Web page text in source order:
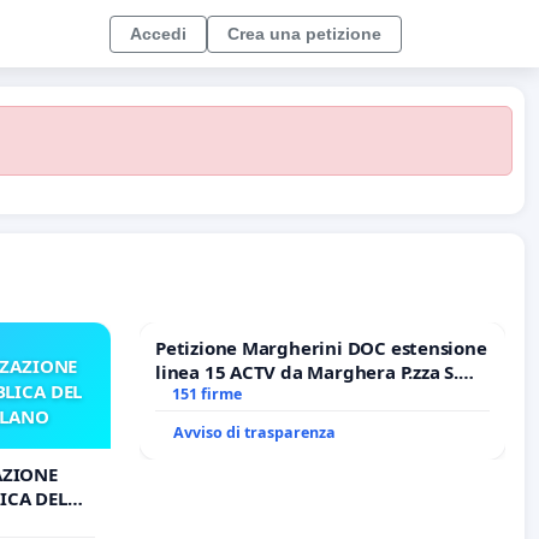
Accedi Crea una petizione
DEL
DEL
Petizione Margherini DOC estensione
linea 15 ACTV da Marghera P.zza S.
Antonio all'aeroporto Marco Polo
tariffa a € 1,50
151 firme
Avviso di trasparenza